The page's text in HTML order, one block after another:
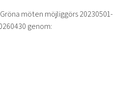
möten möjliggörs 20230501-
genom: